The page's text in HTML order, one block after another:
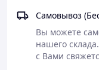
Кроме того,
Реставрации и
Самовывоз
Вы можете
нашего
с Вами